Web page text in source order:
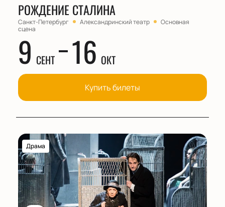
РОЖДЕНИЕ СТАЛИНА
Санкт-Петербург Александринский театр
Основная
сцена
9 СЕНТ 16 ОКТ
Купить билеты
Драма